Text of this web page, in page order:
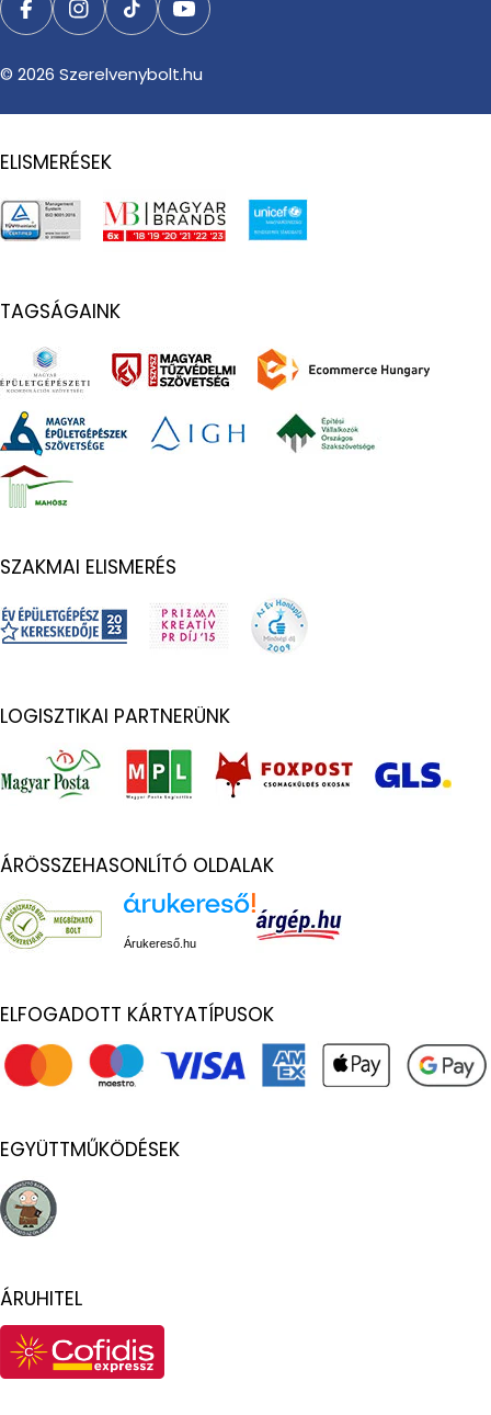
FacebookInstagram
TikTokYouTube
© 2026 Szerelvenybolt.hu
ELISMERÉSEK
TAGSÁGAINK
SZAKMAI ELISMERÉS
LOGISZTIKAI PARTNERÜNK
ÁRÖSSZEHASONLÍTÓ OLDALAK
Árukereső.hu
ELFOGADOTT KÁRTYATÍPUSOK
EGYÜTTMŰKÖDÉSEK
ÁRUHITEL